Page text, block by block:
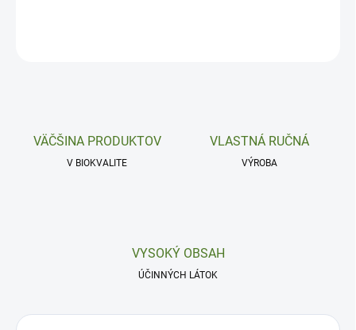
VÄČŠINA PRODUKTOV
V BIOKVALITE
VLASTNÁ RUČNÁ
VÝROBA
VYSOKÝ OBSAH
ÚČINNÝCH LÁTOK